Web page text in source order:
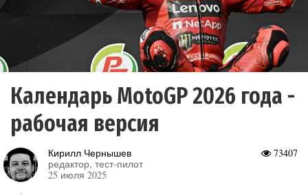
Календарь MotoGP 2026 года -
рабочая версия
73407
Кирилл Чернышев
редактор, тест-пилот
25 июля 2025